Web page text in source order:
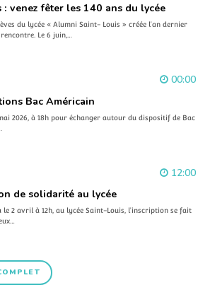
venez fêter les 140 ans du lycée
du lycée « Alumni Saint- Louis » créée l’an dernier
Le 6 juin,…
00:00
Bac Américain
2026, à 18h pour échanger autour du dispositif de Bac
12:00
de solidarité au lycée
le 2 avril à 12h, au lycée Saint-Louis, l’inscription se fait